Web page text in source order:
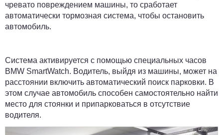
чревато повреждением машины, то сработает
автоматически тормозная система, чтобы остановить
автомобиль.
Система активируется с помощью специальных часов
BMW SmartWatch. Водитель, выйдя из машины, может на
расстоянии включить автоматический поиск парковки. В
этом случае автомобиль способен самостоятельно найти
место для стоянки и припарковаться в отсутствие
водителя.